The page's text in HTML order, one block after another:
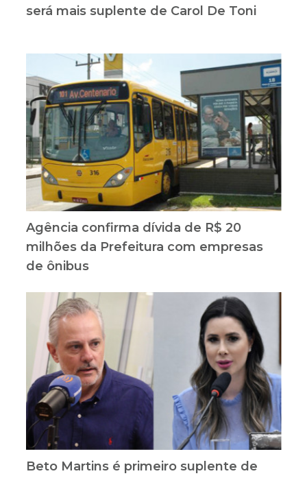
será mais suplente de Carol De Toni
Agência confirma dívida de R$ 20
milhões da Prefeitura com empresas
de ônibus
Beto Martins é primeiro suplente de